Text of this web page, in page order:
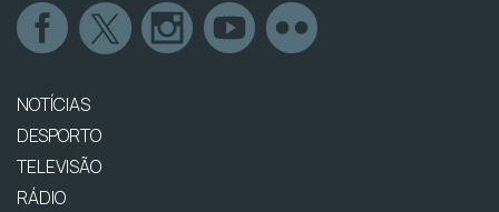
NOTÍCIAS
DESPORTO
TELEVISÃO
RÁDIO